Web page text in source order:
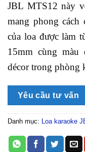
JBL MTS12 này
mang phong
của loa được làm
15mm cùng màu
décor trong phòng
Yêu cầu tư vấn
Danh mục: Loa karaoke